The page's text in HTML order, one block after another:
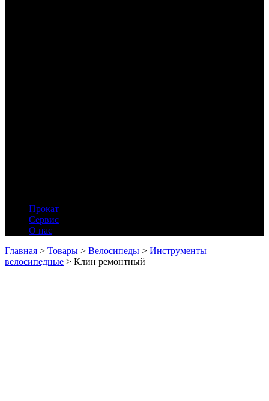
Прокат
Сервис
О нас
Главная > Товары > Велосипеды > Инструменты
велосипедные > Клин ремонтный